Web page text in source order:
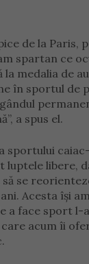
de la Paris,
spartan ce
la medalia de
în sportul de
a spus el.
sportului
luptele libere,
se
Acesta își
a face sport l-
acum îi